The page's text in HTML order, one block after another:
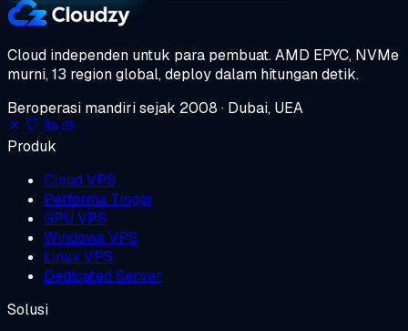
Cloud independen untuk para pembuat.AMD EPYC, NVMe
murni, 13 region global, deploy dalam hitungan detik.
Beroperasi mandiri sejak 2008 · Dubai, UEA
Produk
Cloud VPS
Performa Tinggi
GPU VPS
Windows VPS
Linux VPS
Dedicated Server
Solusi